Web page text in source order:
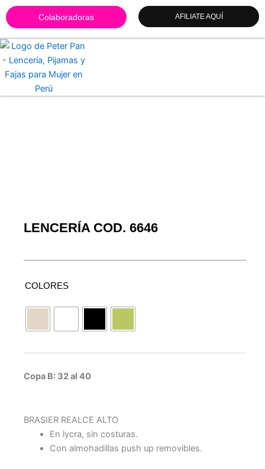
Colaboradoras AFILIATE AQUÍ
LENCERÍA COD. 6646
COLORES
Copa B: 32 al 40
BRASIER REALCE ALTO
En lycra, sin costuras.
Con almohadillas push up removibles.